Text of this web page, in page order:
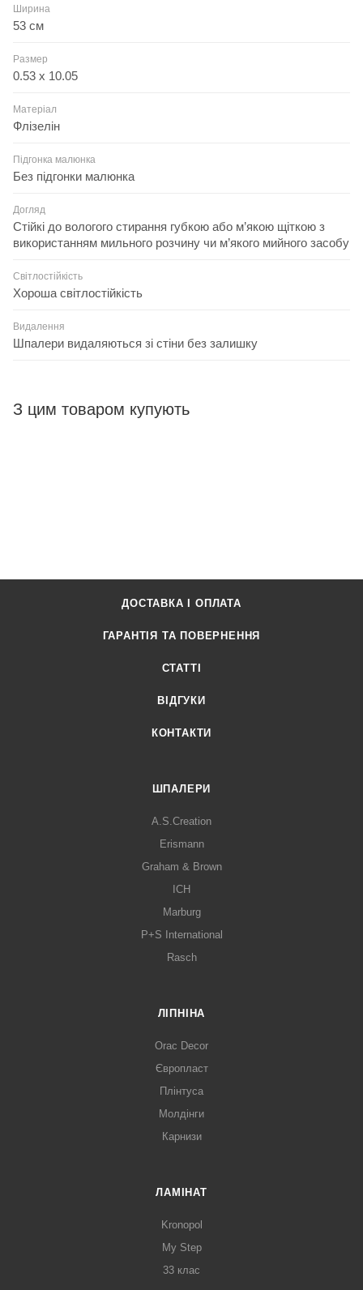
Ширина
53 см
Размер
0.53 x 10.05
Матеріал
Флізелін
Підгонка малюнка
Без підгонки малюнка
Догляд
Стійкі до вологого стирання губкою або м’якою щіткою з
використанням мильного розчину чи м’якого мийного засобу
Світлостійкість
Хороша світлостійкість
Видалення
Шпалери видаляються зі стіни без залишку
З цим товаром купують
ДОСТАВКА І ОПЛАТА
ГАРАНТІЯ ТА ПОВЕРНЕННЯ
СТАТТІ
ВІДГУКИ
КОНТАКТИ
ШПАЛЕРИ
A.S.Creation
Erismann
Graham & Brown
ICH
Marburg
P+S International
Rasch
ЛІПНІНА
Orac Decor
Європласт
Плінтуса
Молдінги
Карнизи
ЛАМІНАТ
Kronopol
My Step
33 клас